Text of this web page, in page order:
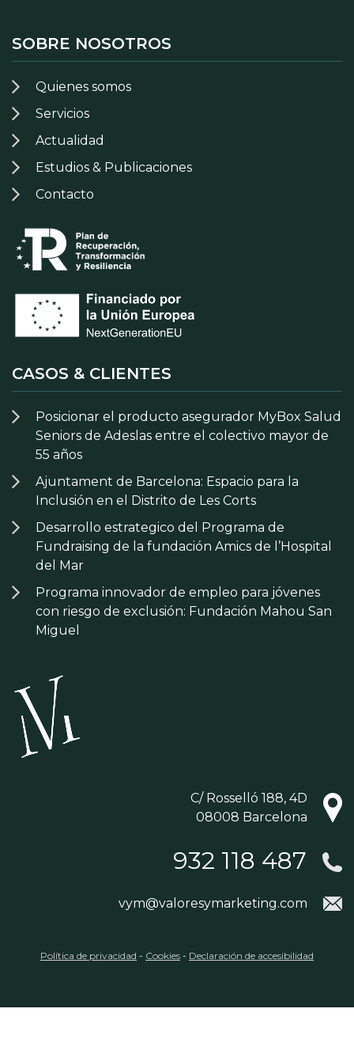
SOBRE NOSOTROS
Quienes somos
Servicios
Actualidad
Estudios & Publicaciones
Contacto
CASOS & CLIENTES
Posicionar el producto asegurador MyBox Salud
Seniors de Adeslas entre el colectivo mayor de
55 años
Ajuntament de Barcelona: Espacio para la
Inclusión en el Distrito de Les Corts
Desarrollo estrategico del Programa de
Fundraising de la fundación Amics de l’Hospital
del Mar
Programa innovador de empleo para jóvenes
con riesgo de exclusión: Fundación Mahou San
Miguel
C/ Rosselló 188, 4D
08008 Barcelona
932 118 487
vym@valoresymarketing.com
Política de privacidad - Cookies - Declaración de accesibilidad